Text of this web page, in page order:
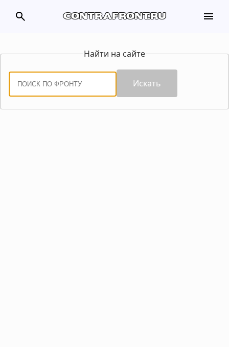
search contrafront.ru menu
Найти на сайте
Искать